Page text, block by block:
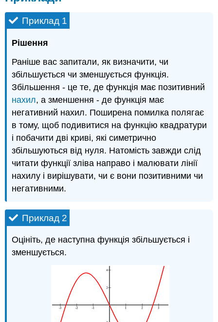
Приклад 1
Рішення
Раніше вас запитали, як визначити, чи
збільшується чи зменшується функція.
Збільшення - це те, де функція має позитивний
нахил, а зменшення - де функція має
негативний нахил. Поширена помилка полягає
в тому, щоб подивитися на функцію квадратури
і побачити дві криві, які симетрично
збільшуються від нуля. Натомість завжди слід
читати функції зліва направо і малювати лінії
нахилу і вирішувати, чи є вони позитивними чи
негативними.
Приклад 2
Оцініть, де наступна функція збільшується і
зменшується.